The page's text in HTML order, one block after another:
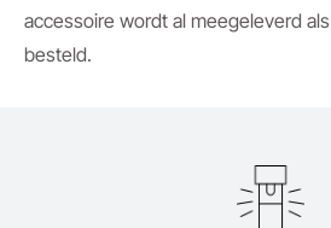
accessoire wordt al meegeleverd
besteld.